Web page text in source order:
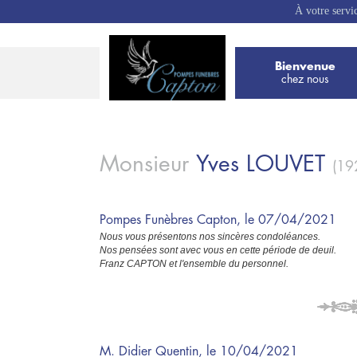
À votre
Bienvenue
chez nous
Monsieur Yves LOUVET
Pompes Funèbres Capton, le 07/04/2021
Nous vous présentons nos sincères condoléances.
Nos pensées sont avec vous en cette période de deuil.
Franz CAPTON et l'ensemble du personnel.
M. Didier Quentin, le 10/04/2021